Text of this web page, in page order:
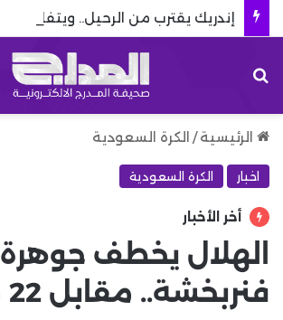
الرئيسية / الكرة السعودية
اخبار الكرة السعودية
أخر الأخبار
الهلال يخطف جوهرة
فنربخشة.. مقابل 22 مليونًا